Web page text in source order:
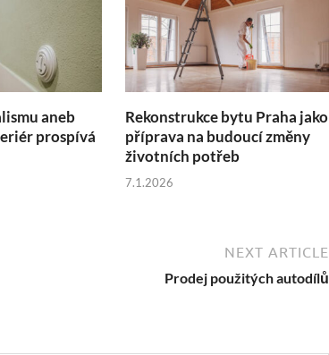
aneb
prospívá
Rekonstrukce bytu Praha jako
příprava na budoucí změny
životních potřeb
7.1.2026
NEXT ARTICLE
Prodej použitých autodílů